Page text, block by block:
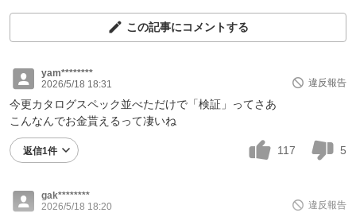
この記事にコメントする
yam********
2026/5/18 18:31
違反報告
今更カタログスペック並べただけで「検証」ってさあ
こんなんでお金貰えるって凄いね
返信1件 117 5
gak********
2026/5/18 18:20
違反報告